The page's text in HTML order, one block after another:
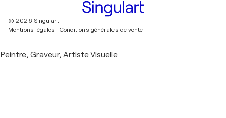
© 2026 Singulart
Mentions légales. Conditions générales de vente
Peintre, Graveur, Artiste Visuelle